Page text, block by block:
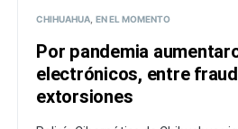
CHIHUAHUA EN EL MOMENTO
Por pandemia
electrónicos, entre
extorsiones